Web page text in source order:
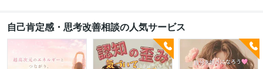
自己肯定感・思考改善相談の人気サービス